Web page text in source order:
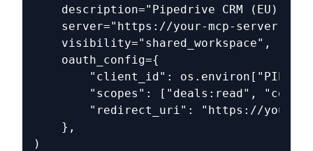
description="Pipedrive CRM (EU) -
server="https://your-mcp-
visibility="shared_workspace",
oauth_config={
"client_id":
"scopes": ["deals:read",
"redirect_uri": "https://your-
},
)